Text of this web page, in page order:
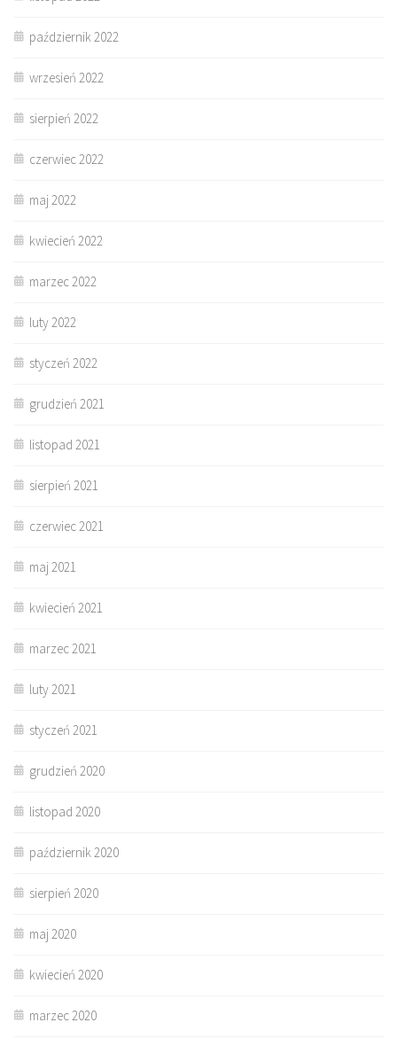
październik 2022
wrzesień 2022
sierpień 2022
czerwiec 2022
maj 2022
kwiecień 2022
marzec 2022
luty 2022
styczeń 2022
grudzień 2021
listopad 2021
sierpień 2021
czerwiec 2021
maj 2021
kwiecień 2021
marzec 2021
luty 2021
styczeń 2021
grudzień 2020
listopad 2020
październik 2020
sierpień 2020
maj 2020
kwiecień 2020
marzec 2020